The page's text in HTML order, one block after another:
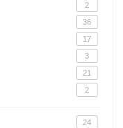
2
36
17
3
21
2
24